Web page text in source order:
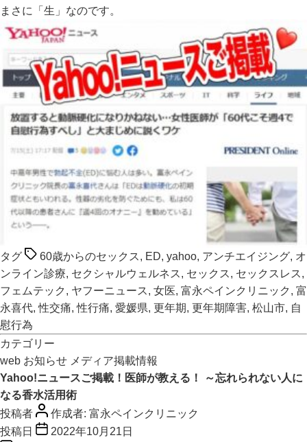
まさに「生」なのです。
タグ 60歳からのセックス, ED, yahoo, アンチエイジング, オ
ンライン診療, セクシャルウェルネス, セックス, セックスレス,
フェムテック , ヤフーニュース, 女医, 富永ペインクリニック , 富
永喜代,性交痛,性行痛, 愛媛県, 更年期, 更年期障害, 松山市, 自
慰行為
カテゴリー
web お知らせ メディア掲載情報
Yahoo!ニュースご掲載！医師が教える！ ～忘れられない人に
なる香水活用術
投稿者
作成者: 富永ペインクリニック
投稿日
2022年10月21日